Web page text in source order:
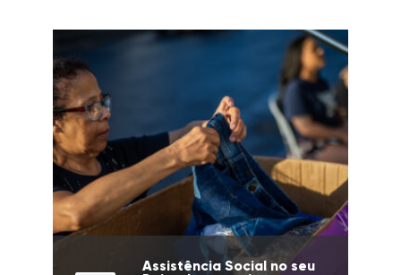
Assistência Social no seu